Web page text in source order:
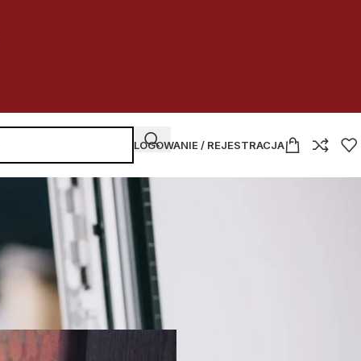
LOGOWANIE / REJESTRACJA